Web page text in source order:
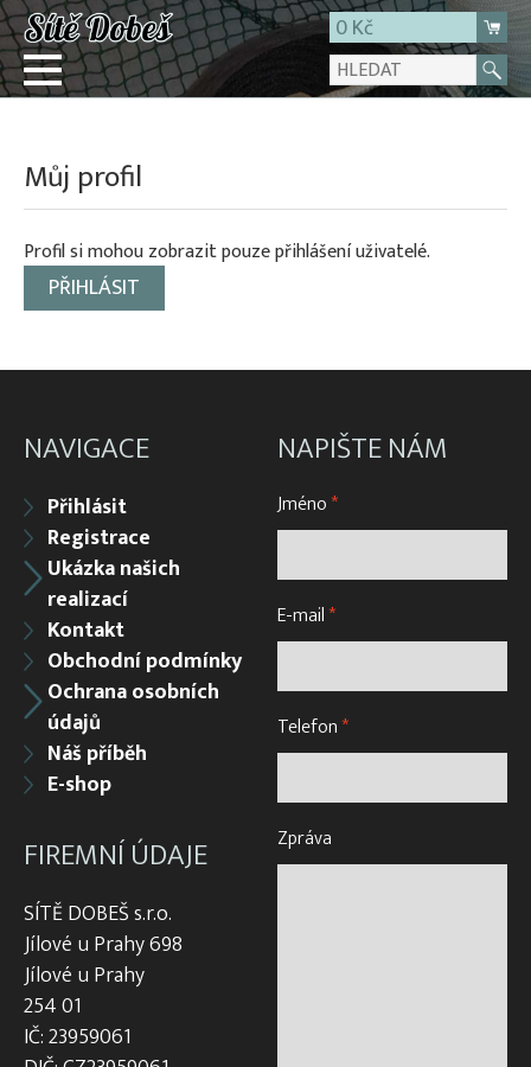
0 Kč
Registrace
O firmě
Kontakt
Můj profil
Profil si mohou zobrazit pouze přihlášení uživatelé.
PŘIHLÁSIT
NAVIGACE
Přihlásit
Registrace
Ukázka našich
realizací
Kontakt
Obchodní podmínky
Ochrana osobních
údajů
Náš příběh
E-shop
FIREMNÍ ÚDAJE
SÍTĚ DOBEŠ s.r.o.
Jílové u Prahy 698
Jílové u Prahy
254 01
IČ: 23959061
NAPIŠTE NÁM
Jméno*
E-mail*
Telefon*
Zpráva